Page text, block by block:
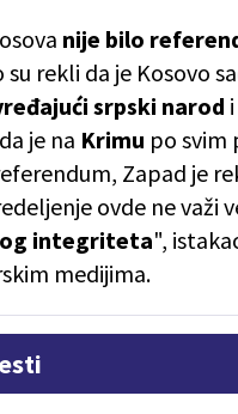
nije bilo
rekli da je Kosovo
srpski narod
je na Krimu po svim
Zapad je
ovde ne važi
integriteta",
medijima.